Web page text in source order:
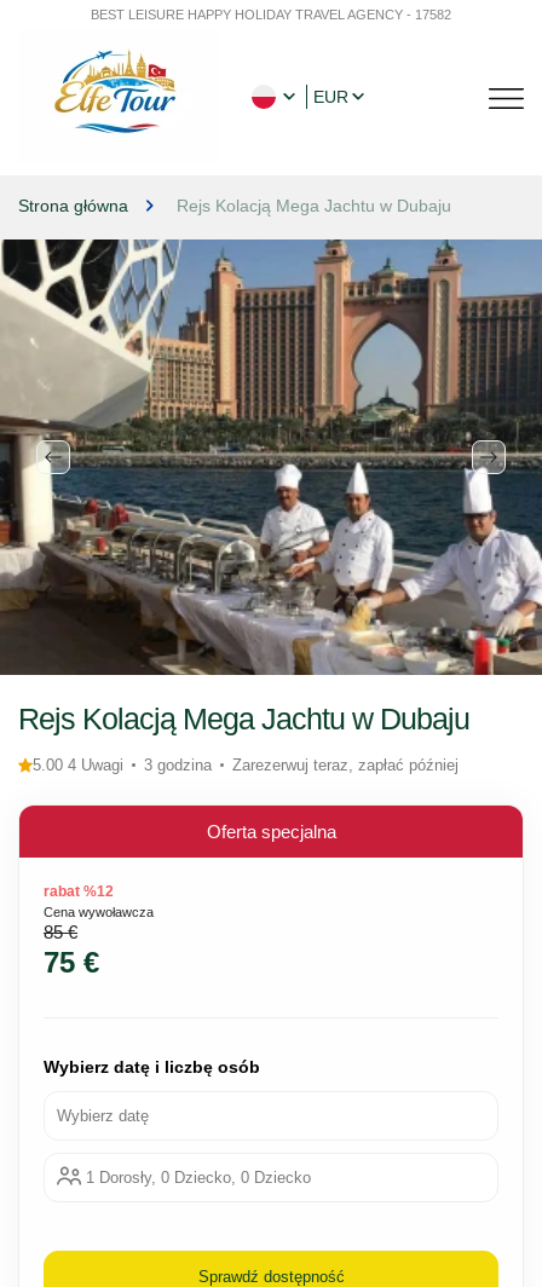
BEST LEISURE HAPPY HOLIDAY TRAVEL AGENCY - 17582
EUR
Strona główna Rejs Kolacją Mega Jachtu w Dubaju
Rejs Kolacją Mega Jachtu w Dubaju
5.00 4 Uwagi 3 godzina Zarezerwuj teraz, zapłać później
Oferta specjalna
rabat %12
Cena wywoławcza
85 €
75 €
Wybierz datę i liczbę osób
Wybierz datę
1 Dorosły, 0 Dziecko, 0 Dziecko
Sprawdź dostępność